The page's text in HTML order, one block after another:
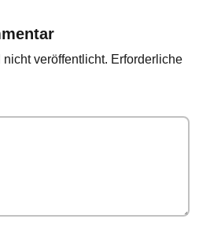
veröffentlicht. Erforderliche